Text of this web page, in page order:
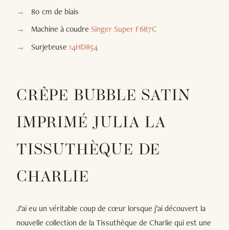
80 cm de biais
Machine à coudre Singer Super F687C
Surjeteuse 14HD854
CRÊPE BUBBLE SATIN
IMPRIMÉ JULIA LA
TISSUTHÈQUE DE
CHARLIE
J’ai eu un véritable coup de cœur lorsque j’ai découvert la
nouvelle collection de la Tissuthèque de Charlie qui est une